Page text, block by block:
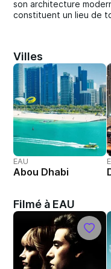
son architecture
constituent un lieu de
Villes
EAU
Abou Dhabi
Filmé à EAU